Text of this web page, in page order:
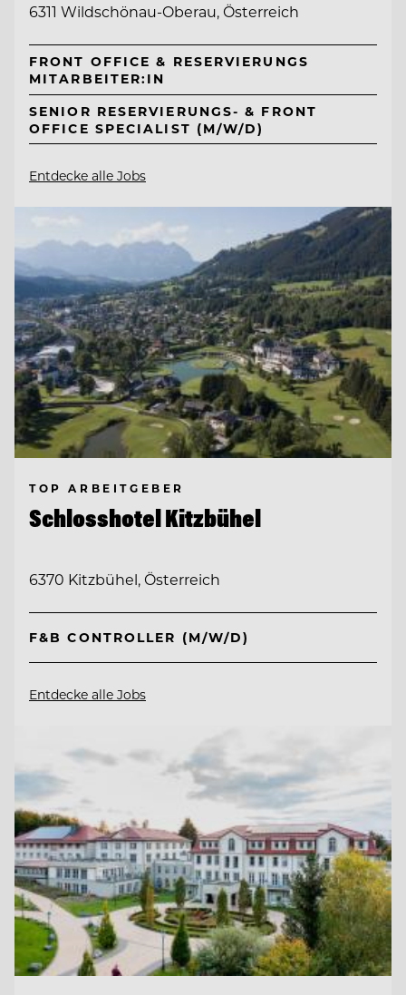
6311 Wildschönau-Oberau, Österreich
FRONT OFFICE & RESERVIERUNGS
MITARBEITER:IN
SENIOR RESERVIERUNGS- & FRONT
OFFICE SPECIALIST (M/W/D)
Entdecke alle Jobs
TOP ARBEITGEBER
Schlosshotel Kitzbühel
6370 Kitzbühel, Österreich
F&B CONTROLLER (M/W/D)
Entdecke alle Jobs